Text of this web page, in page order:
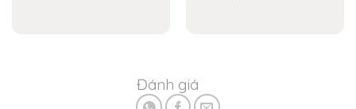
Đánh giá